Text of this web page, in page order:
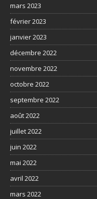
mars 2023
février 2023
janvier 2023
décembre 2022
novembre 2022
octobre 2022
septembre 2022
août 2022
juillet 2022
juin 2022
mai 2022
avril 2022
mars 2022